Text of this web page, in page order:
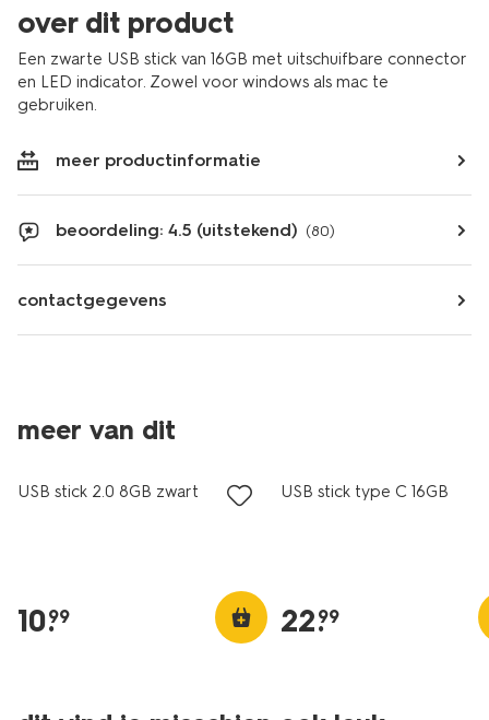
over dit product
Een zwarte USB stick van 16GB met uitschuifbare connector
en LED indicator. Zowel voor windows als mac te
gebruiken.
meer productinformatie
beoordeling: 4.5 (uitstekend) (80)
contactgegevens
meer van dit
USB stick 2.0 8GB zwart
10.
99
USB stick type C 16GB
22.
99